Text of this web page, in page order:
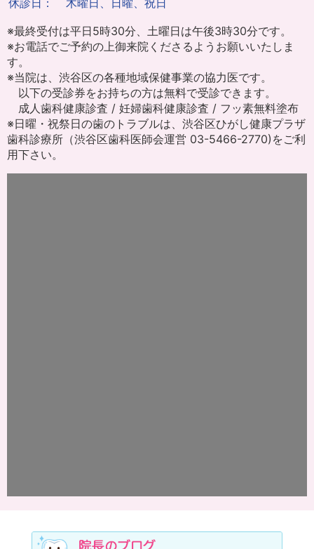
休診日：
木曜日、日曜、祝日
※最終受付は平日5時30分、土曜日は午後3時30分です。
※お電話でご予約の上御来院くださるようお願いいたしま
す。
※当院は、渋谷区の各種地域保健事業の協力医です。
以下の受診券をお持ちの方は無料で受診できます。
成人歯科健康診査 / 妊婦歯科健康診査 / フッ素無料塗布
※日曜・祝祭日の歯のトラブルは、渋谷区ひがし健康プラザ
歯科診療所（渋谷区歯科医師会運営 03-5466-2770)をご利
用下さい。